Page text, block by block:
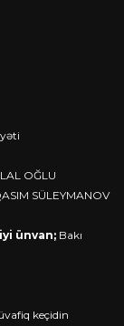
OĞLU
SÜLEYMANOV
ünvan; Bakı
keçidin